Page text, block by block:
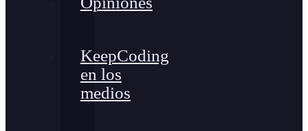
KeepCoding
en los
medios